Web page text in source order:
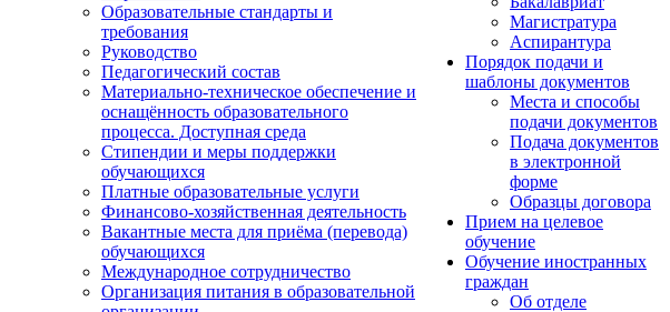
Образовательные стандарты и
требования
Руководство
Педагогический состав
Материально-техническое обеспечение и
оснащённость образовательного
процесса. Доступная среда
Стипендии и меры поддержки
обучающихся
Платные образовательные услуги
Финансово-хозяйственная деятельность
Вакантные места для приёма (перевода)
обучающихся
Международное сотрудничество
Организация питания в образовательной
Магистратура
Аспирантура
Порядок подачи и
шаблоны документов
Места и способы
подачи документов
Подача документов
в электронной
форме
Образцы договора
Прием на целевое
обучение
Обучение иностранных
граждан
Об отделе